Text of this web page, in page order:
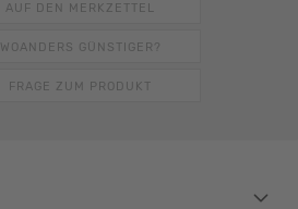
AUF DEN MERKZETTEL
WOANDERS GÜNSTIGER?
FRAGE ZUM PRODUKT